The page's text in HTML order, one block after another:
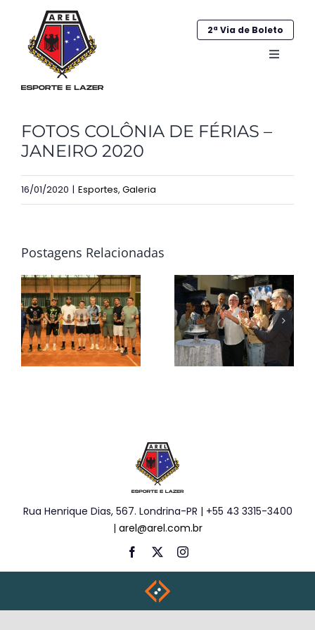
conteúdo
2ª Via de Boleto
Alternar
Institucional
Esportes
Obras
Contato
FOTOS COLÔNIA DE FÉRIAS –
JANEIRO 2020
16/01/2020 | Esportes, Galeria
Postagens Relacionadas
Rua Henrique Dias, 567. Londrina-PR | +55 43 3315-3400
| arel@arel.com.br